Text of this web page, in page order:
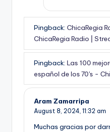
Pingback: ChicaRegia
ChicaRegia Radio |
Pingback: Las 100
español de los 70's -
Aram Zamarripa
August 8, 2024, 11:32 am
Muchas gracias por